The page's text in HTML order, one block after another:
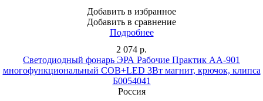
Добавить в избранное
Добавить в сравнение
Подробнее
2 074 р.
Светодиодный фонарь ЭРА Рабочие Практик AA-901
многофункциональный СОВ+LED 3Вт магнит, крючок, клипса
Б0054041
Россия